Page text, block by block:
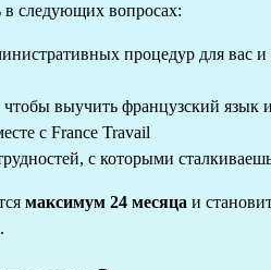
в следующих вопросах:
процедур для вас и
чтобы выучить французский язык
с France Travail
с которыми
максимум 24 месяца и